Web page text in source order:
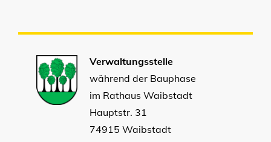
Verwaltungsstelle
während der Bauphase
im Rathaus Waibstadt
Hauptstr. 31
74915 Waibstadt